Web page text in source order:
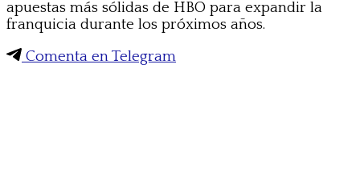
apuestas más sólidas de HBO para expandir la
franquicia durante los próximos años.
Comenta en Telegram